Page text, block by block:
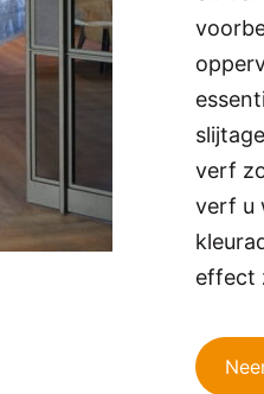
verf
verf u
effect